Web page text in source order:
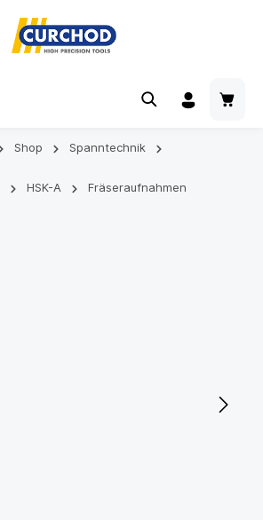
Shop Spanntechnik
HSK-A Fräseraufnahmen